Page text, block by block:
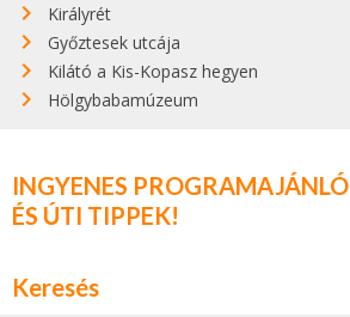
Királyrét
Győztesek utcája
Kilátó a Kis-Kopasz hegyen
Hölgybabamúzeum
INGYENES PROGRAMAJÁNLÓ
ÉS ÚTI TIPPEK!
Keresés